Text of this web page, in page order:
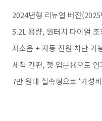
2024년형 리뉴얼 버전
5.2L 용량, 원터치 다이얼 조
저소음 + 자동 전원 차단 기
세척 간편, 첫 입문용으로 인
7만 원대 실속형으로 ‘가성